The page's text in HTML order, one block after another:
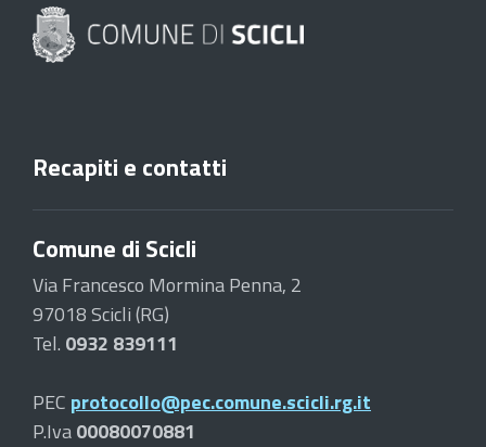
Recapiti e contatti
Comune di Scicli
Via Francesco Mormina Penna, 2
97018 Scicli (RG)
Tel. 0932 839111
PEC protocollo@pec.comune.scicli.rg.it
P.Iva00080070881